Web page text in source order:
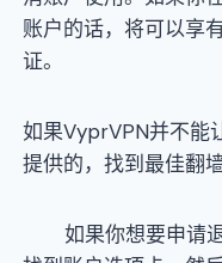
账户的话，将可以享
证。
如果VyprVPN并不能
提供的，找到最佳翻墙
如果你想要申请退